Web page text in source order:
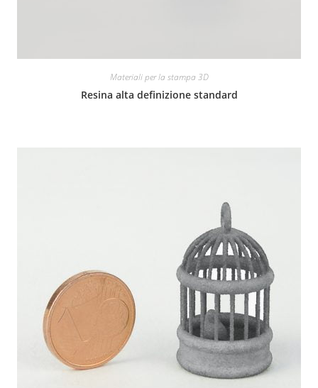
Materiali per la stampa 3D
Resina alta definizione standard